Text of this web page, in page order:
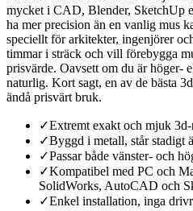
mycket i CAD, Blender, SketchUp
ha mer precision än en vanlig mus
speciellt för arkitekter, ingenjörer
timmar i sträck och vill förebygga
prisvärde. Oavsett om du är höger-
naturlig. Kort sagt, en av de bästa
ändå prisvärt bruk.
✓Extremt exakt och mjuk
✓Byggd i metall, står stadigt
✓Passar både vänster- och
✓Kompatibel med PC och
SolidWorks, AutoCAD och
✓Enkel installation, inga